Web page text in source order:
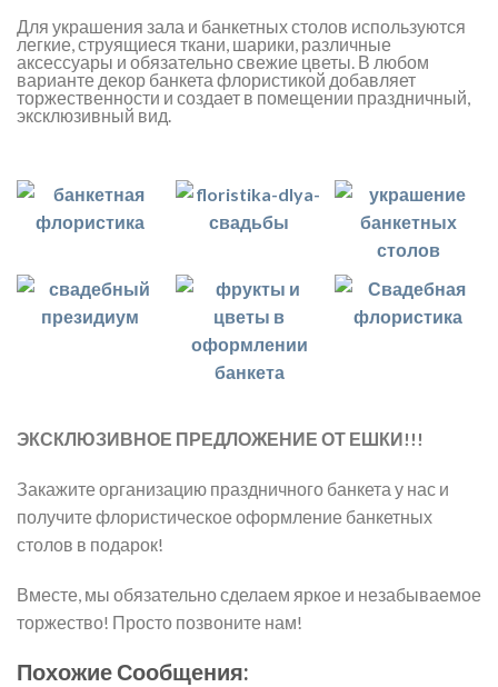
Для украшения зала и банкетных столов используются
легкие, струящиеся ткани, шарики, различные
аксессуары и обязательно свежие цветы. В любом
варианте декор банкета флористикой добавляет
торжественности и создает в помещении праздничный,
эксклюзивный вид.
ЭКСКЛЮЗИВНОЕ ПРЕДЛОЖЕНИЕ ОТ ЕШКИ!!!
Закажите организацию праздничного банкета у нас и
получите флористическое оформление банкетных
столов в подарок!
Вместе, мы обязательно сделаем яркое и незабываемое
торжество! Просто позвоните нам!
Похожие Сообщения: